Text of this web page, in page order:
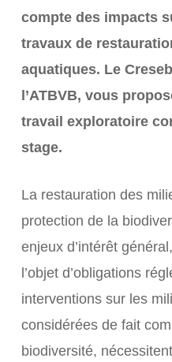
compte des impacts
travaux de
aquatiques. Le
l’ATBVB, vous
travail exploratoire
stage.
La restauration des
protection de la
enjeux d’intérêt
l’objet d’obligations
interventions sur les
considérées de fait
biodiversité,